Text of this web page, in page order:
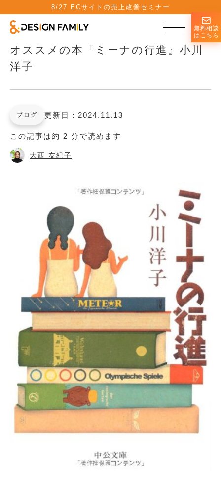
8/27 ECサイトの売上改善セミナー
無料相談
はこちら
オススメの本『ミーナの行進』小川
洋子
ブログ 更新日：2024.11.13
この記事は約 2 分で読めます
大西 友紀子